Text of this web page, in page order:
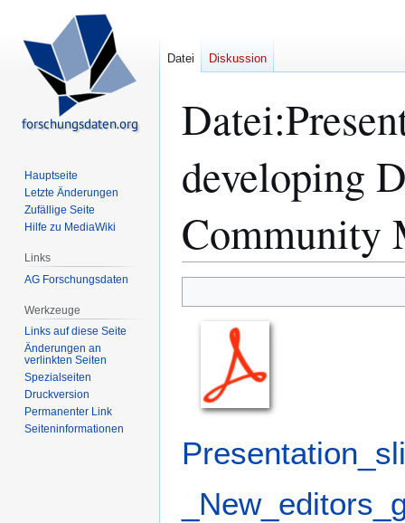
Datei:
developing
Community
Navigation
springen
Suche
springen
Datei Diskussion
Hauptseite
Letzte Änderungen
Zufällige Seite
Hilfe zu MediaWiki
Links
AG Forschungsdaten
Werkzeuge
Links auf diese Seite
Änderungen an
verlinkten Seiten
Spezialseiten
Druckversion
Permanenter Link
Seiten­­informationen